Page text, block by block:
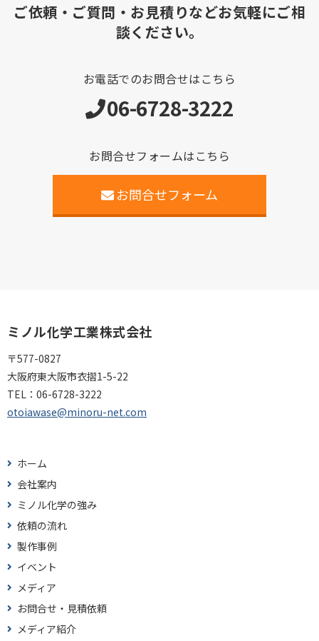
ご依頼・ご質問・お見積りなどお気軽にご相
談ください。
お電話でのお問合せはこちら
06-6728-3222
お問合せフォームはこちら
お問合せフォーム
ミノル化学工業株式会社
〒577-0827
大阪府東大阪市衣摺1-5-22
TEL： 06-6728-3222
otoiawase@minoru-net.com
ホーム
会社案内
ミノル化学の強み
依頼の流れ
製作事例
イベント
メディア
お問合せ・見積依頼
メディア紹介